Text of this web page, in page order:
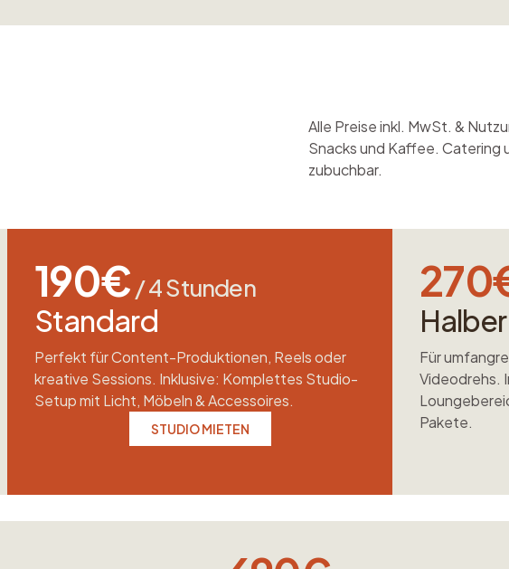
Alle Preise inkl. MwSt. &
Snacks und Kaffee.Catering
zubuchbar.
190€ / 4 Stunden
Standard
Perfekt für Content-Produktionen, Reels oder
kreative Sessions. Inklusive: Komplettes Studio-
Setup mit Licht, Möbeln & Accessoires.
STUDIO MIETEN
Für
Videodrehs.
Pakete.